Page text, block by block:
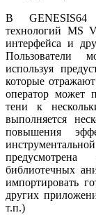
В GENESIS64
технологий MS
интерфейса и
Пользователи
используя
которые
оператор может
тени к
выполняется
повышения
предусмотрена
библиотечных
импортировать
других
т.п.)